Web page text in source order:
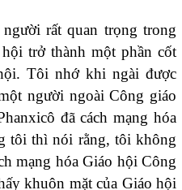
rất quan trọng trong
trở thành một phần cốt
Tôi nhớ khi ngài được
người ngoài Công giáo
đã cách mạng hóa
tôi thì nói rằng, tôi không
mạng hóa Giáo hội Công
khuôn mặt của Giáo hội